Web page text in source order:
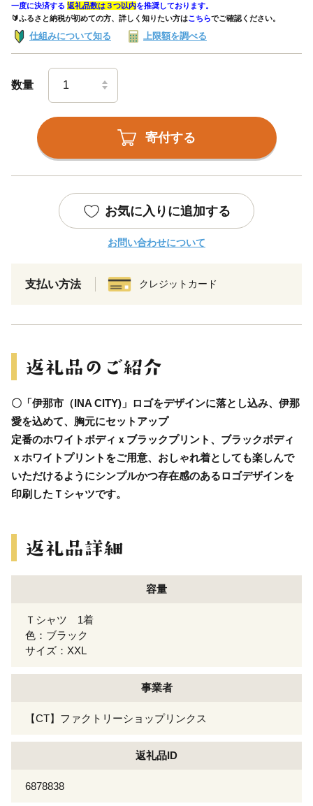
一度に決済する 返礼品数は３つ以内を推奨しております。
🔰ふるさと納税が初めての方、詳しく知りたい方はこちらでご確認ください。
仕組みについて知る 上限額を調べる
数量
寄付する
お気に入りに追加する
お問い合わせについて
支払い方法 クレジットカード
〇「伊那市（INA CITY)」ロゴをデザインに落とし込み、伊那
愛を込めて、胸元にセットアップ
定番のホワイトボディｘブラックプリント、ブラックボディ
ｘホワイトプリントをご用意、おしゃれ着としても楽しんで
いただけるようにシンプルかつ存在感のあるロゴデザインを
印刷したＴシャツです。
容量
Ｔシャツ 1着
色：ブラック
サイズ：XXL
事業者
【CT】ファクトリーショップリンクス
返礼品ID
6878838